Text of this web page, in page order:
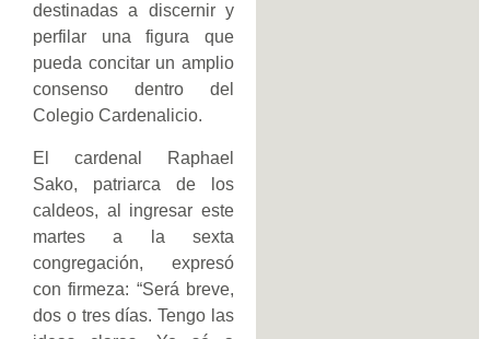
destinadas a discernir y
perfilar una figura que
pueda concitar un amplio
consenso dentro del
Colegio Cardenalicio.
El cardenal Raphael
Sako, patriarca de los
caldeos, al ingresar este
martes a la sexta
congregación, expresó
con firmeza: “Será breve,
dos o tres días. Tengo las